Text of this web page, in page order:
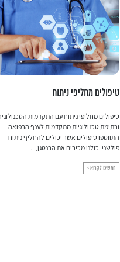
טיפול בתביעות סיעוד
תביעת סיעוד הינה תביעה גדולה ויקרה, חב'
ביטוח מדקדקות מאוד בבחינתה , שולחות רופא
ולא פעם חוקר. אנו נדע לנהל את התביעה...